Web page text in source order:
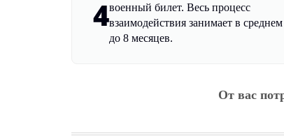
4военный билет. Весь процесс
взаимодействия занимает в
до 8 месяцев.
От вас